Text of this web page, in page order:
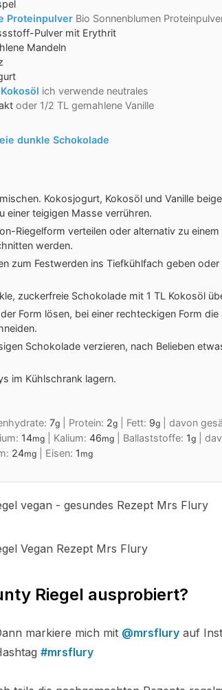
Proteinpulver Bio Sonnenblumen
Pulver mit Erythrit
Mandeln
ich verwende neutrales
oder 1/2 TL gemahlene Vanille
dunkle Schokolade
Kokosjogurt, Kokosöl und Vanille
einer teigigen Masse verrühren.
Riegelform verteilen oder alternativ zu
werden.
zum Festwerden ins Tiefkühlfach geben
zuckerfreie Schokolade mit 1 TL Kokosöl
Form lösen, bei einer rechteckigen Form
Schokolade verzieren, nach Belieben
im Kühlschrank lagern.
7g Protein: 2g Fett: 9g davon
14mg Kalium: 46mg Ballaststoffe: 1g
24mg Eisen: 1 mg
Riegel ausprobiert?
markiere mich mit @mrsflury auf
#mrsflury